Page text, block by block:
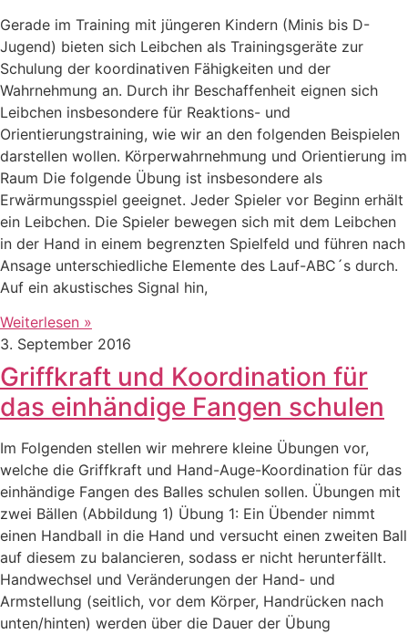
Gerade im Training mit jüngeren Kindern (Minis bis D-
Jugend) bieten sich Leibchen als Trainingsgeräte zur
Schulung der koordinativen Fähigkeiten und der
Wahrnehmung an. Durch ihr Beschaffenheit eignen sich
Leibchen insbesondere für Reaktions- und
Orientierungstraining, wie wir an den folgenden Beispielen
darstellen wollen. Körperwahrnehmung und Orientierung im
Raum Die folgende Übung ist insbesondere als
Erwärmungsspiel geeignet. Jeder Spieler vor Beginn erhält
ein Leibchen. Die Spieler bewegen sich mit dem Leibchen
in der Hand in einem begrenzten Spielfeld und führen nach
Ansage unterschiedliche Elemente des Lauf-ABC´s durch.
Auf ein akustisches Signal hin,
Weiterlesen »
3. September 2016
Griffkraft und Koordination für
das einhändige Fangen schulen
Im Folgenden stellen wir mehrere kleine Übungen vor,
welche die Griffkraft und Hand-Auge-Koordination für das
einhändige Fangen des Balles schulen sollen. Übungen mit
zwei Bällen (Abbildung 1) Übung 1: Ein Übender nimmt
einen Handball in die Hand und versucht einen zweiten Ball
auf diesem zu balancieren, sodass er nicht herunterfällt.
Handwechsel und Veränderungen der Hand- und
Armstellung (seitlich, vor dem Körper, Handrücken nach
unten/hinten) werden über die Dauer der Übung